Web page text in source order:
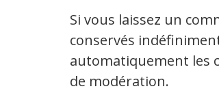
Si vous laissez un
conservés
automatiquement les
de modération.